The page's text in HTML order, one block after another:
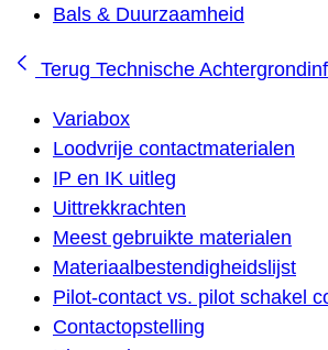
Bals & Duurzaamheid
Terug Technische
Variabox
Loodvrije contactmaterialen
IP en IK uitleg
Uittrekkrachten
Meest gebruikte materialen
Materiaalbestendigheidslijst
Pilot-contact vs. pilot schakel
Contactopstelling